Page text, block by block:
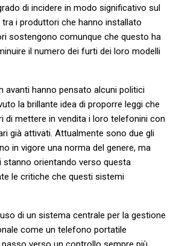
di incidere in modo significativo sul
i produttori che hanno installato
sostengono comunque che questo ha
il numero dei furti dei loro modelli
avanti hanno pensato alcuni politici
la brillante idea di proporre leggi che
di mettere in vendita i loro telefonini con
già attivati. Attualmente sono due gli
in vigore una norma del genere, ma
stanno orientando verso questa
le critiche che questi sistemi
di un sistema centrale per la gestione
come un telefono portatile